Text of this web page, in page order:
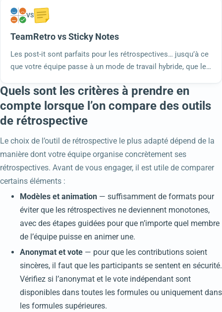
une sécurité conforme à la norme SOC 2 Type 2.
VS
TeamRetro vs Sticky Notes
Les post-it sont parfaits pour les rétrospectives… jusqu’à ce
que votre équipe passe à un mode de travail hybride, que les
parvienne à déchiffrer le mur. Un regard sans concession sur
les limites de l’évolutivité des rétrospectives sur papier.
Quels sont les critères à prendre en
compte lorsque l’on compare des outils
de rétrospective
Le choix de l’outil de rétrospective le plus adapté dépend de la
manière dont votre équipe organise concrètement ses
rétrospectives. Avant de vous engager, il est utile de comparer
certains éléments :
Modèles et animation — suffisamment de formats pour
éviter que les rétrospectives ne deviennent monotones,
avec des étapes guidées pour que n’importe quel membre
de l’équipe puisse en animer une.
Anonymat et vote — pour que les contributions soient
sincères, il faut que les participants se sentent en sécurité.
Vérifiez si l’anonymat et le vote indépendant sont
disponibles dans toutes les formules ou uniquement dans
les formules supérieures.